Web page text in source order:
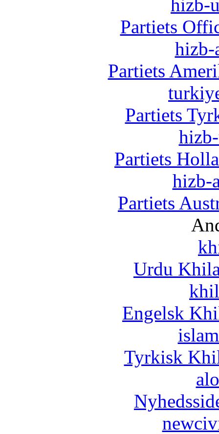
hizb-
Partiets
hizb-
Partiets
Partiets
Partiets
hizb-
Partiets
Urdu
Engelsk
Tyrkisk